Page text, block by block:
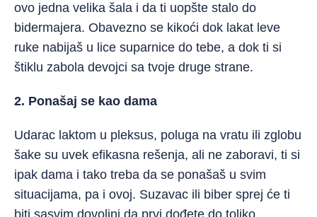
ovo jedna velika šala i da ti uopšte stalo do
bidermajera. Obavezno se kikoći dok lakat leve
ruke nabijaš u lice suparnice do tebe, a dok ti si
štiklu zabola devojci sa tvoje druge strane.
2. Ponašaj se kao dama
Udarac laktom u pleksus, poluga na vratu ili zglobu
šake su uvek efikasna rešenja, ali ne zaboravi, ti si
ipak dama i tako treba da se ponašaš u svim
situacijama, pa i ovoj. Suzavac ili biber sprej će ti
biti sasvim dovoljni da prvi dođete do toliko